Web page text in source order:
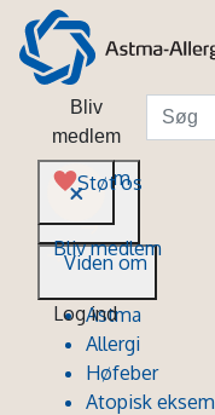
Bliv
medlem
Støt os
Bliv medlem
Log ind
Viden om
Viden om
Astma
Allergi
Høfeber
Atopisk eksem